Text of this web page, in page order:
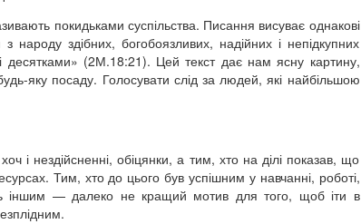
покидьками суспільства. Писання висуває однакові
народу здібних, богобоязливих, надійних і непідкупних
десятками» (2М.18:21). Цей текст дає нам ясну картину,
яку посаду. Голосувати слід за людей, які найбільшою
і нездійсненні, обіцянки, а тим, хто на ділі показав, що
Тим, хто до цього був успішним у навчанні, роботі,
іншим — далеко не кращий мотив для того, щоб іти в